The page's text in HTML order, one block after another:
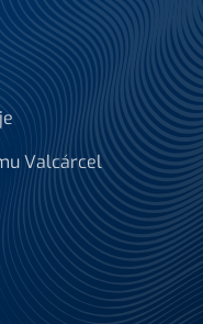
Valcárcel